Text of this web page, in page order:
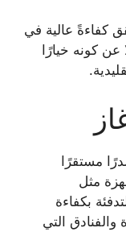
كفاءةً عالية في
عن كونه خيارًا
مستقرًا
مثل
بكفاءة
والفنادق التي